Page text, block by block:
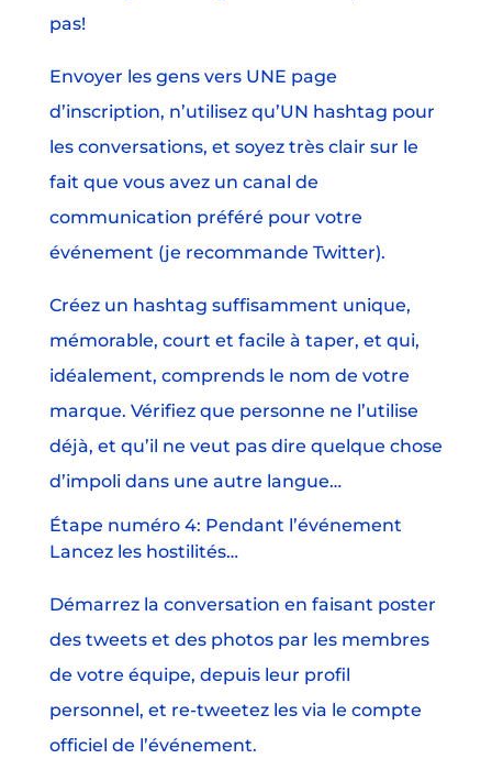
pas!
Envoyer les gens vers UNE page
d’inscription, n’utilisez qu’UN hashtag pour
les conversations, et soyez très clair sur le
fait que vous avez un canal de
communication préféré pour votre
événement (je recommande Twitter).
Créez un hashtag suffisamment unique,
mémorable, court et facile à taper, et qui,
idéalement, comprends le nom de votre
marque. Vérifiez que personne ne l’utilise
déjà, et qu’il ne veut pas dire quelque chose
d’impoli dans une autre langue…
Étape numéro 4: Pendant l’événement
Lancez les hostilités…
Démarrez la conversation en faisant poster
des tweets et des photos par les membres
de votre équipe, depuis leur profil
personnel, et re-tweetez les via le compte
officiel de l’événement.